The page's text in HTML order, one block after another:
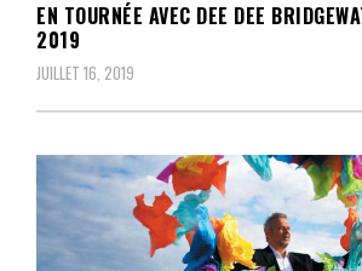
EN TOURNÉE AVEC DEE DEE
2019
JUILLET 16, 2019